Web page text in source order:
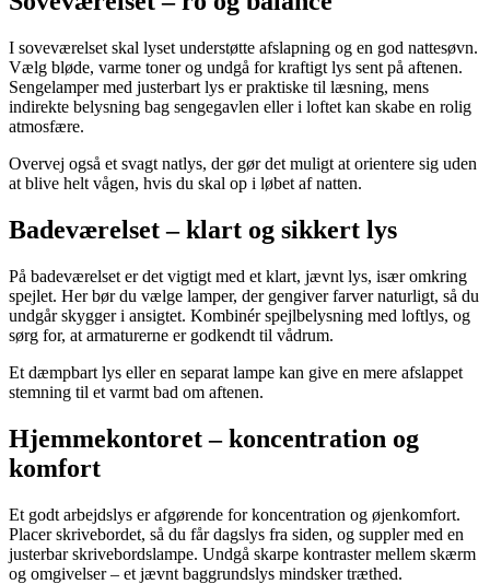
I soveværelset skal lyset understøtte afslapning og en god nattesøvn.
Vælg bløde, varme toner og undgå for kraftigt lys sent på aftenen.
Sengelamper med justerbart lys er praktiske til læsning, mens
indirekte belysning bag sengegavlen eller i loftet kan skabe en rolig
atmosfære.
Overvej også et svagt natlys, der gør det muligt at orientere sig uden
at blive helt vågen, hvis du skal op i løbet af natten.
Badeværelset – klart og sikkert lys
På badeværelset er det vigtigt med et klart, jævnt lys, især omkring
spejlet. Her bør du vælge lamper, der gengiver farver naturligt, så du
undgår skygger i ansigtet. Kombinér spejlbelysning med loftlys, og
sørg for, at armaturerne er godkendt til vådrum.
Et dæmpbart lys eller en separat lampe kan give en mere afslappet
stemning til et varmt bad om aftenen.
Hjemmekontoret – koncentration og
komfort
Et godt arbejdslys er afgørende for koncentration og øjenkomfort.
Placer skrivebordet, så du får dagslys fra siden, og suppler med en
justerbar skrivebordslampe. Undgå skarpe kontraster mellem skærm
og omgivelser – et jævnt baggrundslys mindsker træthed.